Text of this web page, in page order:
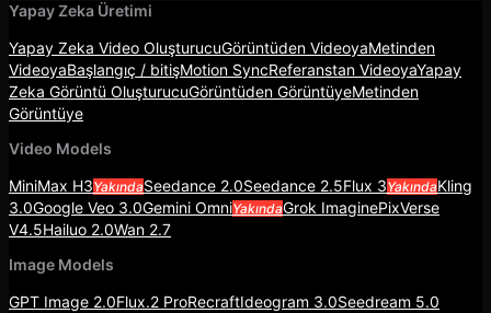
Yapay Zeka Üretimi
Yapay Zeka Video OluşturucuGörüntüden VideoyaMetinden
VideoyaBaşlangıç / bitişMotion SyncReferanstan VideoyaYapay
Zeka Görüntü OluşturucuGörüntüden GörüntüyeMetinden
Görüntüye
Video Models
MiniMax H3YakındaSeedance 2.0Seedance 2.5Flux 3YakındaKling
3.0Google Veo 3.0Gemini OmniYakındaGrok ImaginePixVerse
V4.5Hailuo 2.0Wan 2.7
Image Models
GPT Image 2.0Flux.2 ProRecraftIdeogram 3.0Seedream 5.0